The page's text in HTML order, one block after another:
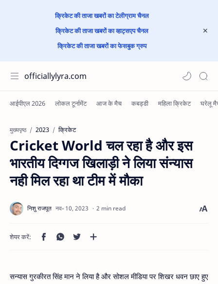
क्रिकेट की ताजा खबरों का टेलीग्राम चैनल
क्रिकेट की ताजा खबरों का व्हाट्सएप चैनल
क्रिकेट की ताजा खबरों का फेसबुक ग्रुप
officiallylyra.com
मुख्यपृष्ठ 2023 क्रिकेट
Cricket World चल रहा है और इस
भारतीय दिग्गज खिलाड़ी ने लिया संन्यास
नही मिल रहा था टीम में मौका
2 min read
सन्यास गुरकीरत सिंह मान ने लिया है और सोशल मीडिया पर शिखर धवन छाए हुए